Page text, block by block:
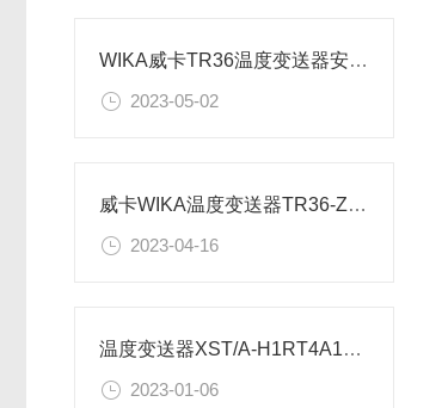
WIKA威卡TR36温度变送器安装及接线说明
2023-05-02
威卡WIKA温度变送器TR36-ZZZZ-TT参数说明
2023-04-16
温度变送器XST/A-H1RT4A1VO新技术参数
2023-01-06